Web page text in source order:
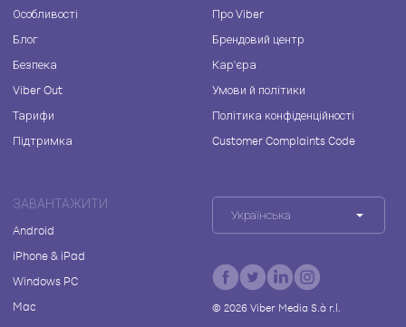
Особливості
Блог
Безпека
Viber Out
Тарифи
Підтримка
Про Viber
Брендовий центр
Кар'єра
Умови й політики
Політика конфіденційності
Customer Complaints Code
ЗАВАНТАЖИТИ
Android
iPhone & iPad
Windows PC
Mac
Українська
© 2026Viber Media S.à r.l.